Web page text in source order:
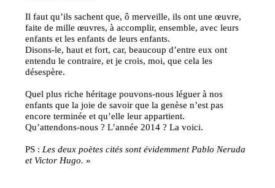
Il faut qu’ils sachent que, ô merveille, ils ont une œuvre,
faite de mille œuvres, à accomplir, ensemble, avec leurs
enfants et les enfants de leurs enfants.
Disons-le, haut et fort, car, beaucoup d’entre eux ont
entendu le contraire, et je crois, moi, que cela les
désespère.
Quel plus riche héritage pouvons-nous léguer à nos
enfants que la joie de savoir que la genèse n’est pas
encore terminée et qu’elle leur appartient.
Qu’attendons-nous ? L’année 2014 ? La voici.
PS : Les deux poètes cités sont évidemment Pablo Neruda
et Victor Hugo. »